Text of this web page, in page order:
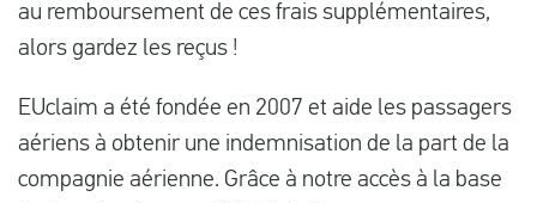
au remboursement de ces frais supplémentaires,
alors gardez les reçus !
EUclaim a été fondée en 2007 et aide les passagers
aériens à obtenir une indemnisation de la part de la
compagnie aérienne. Grâce à notre accès à la base